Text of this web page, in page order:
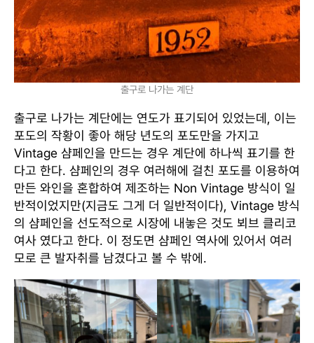
출구로 나가는 계단
출구로 나가는 계단에는 연도가 표기되어 있었는데, 이는
포도의 작황이 좋아 해당 년도의 포도만을 가지고
Vintage 샴페인을 만드는 경우 계단에 하나씩 표기를 한
다고 한다. 샴페인의 경우 여러해에 걸친 포도를 이용하여
만든 와인을 혼합하여 제조하는 Non Vintage 방식이 일
반적이었지만(지금도 그게 더 일반적이다), Vintage 방식
의 샴페인을 선도적으로 시장에 내놓은 것도 뵈브 클리코
여사 였다고 한다. 이 정도면 샴페인 역사에 있어서 여러
모로 큰 발자취를 남겼다고 볼 수 밖에.